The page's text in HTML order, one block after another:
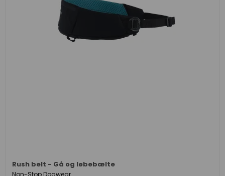
Rush belt - Gå og løbebælte